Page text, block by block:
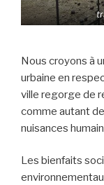
Nous croyons à
urbaine en
ville regorge de
comme autant
nuisances
Les bienfaits